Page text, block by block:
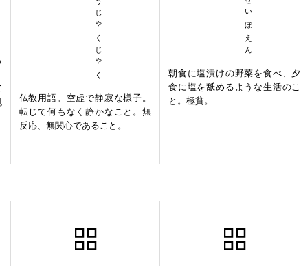
仏教用語。空虚で静寂な様子。
転じて何もなく静かなこと。無
反応、無関心であること。
朝食に塩漬けの野菜を食べ、夕
食に塩を舐めるような生活のこ
と。極貧。